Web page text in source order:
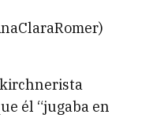
él “jugaba en